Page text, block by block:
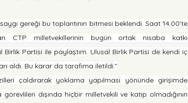
gereği bu toplantının bitmesi beklendi. Saat 14.00’te
CTP milletvekillerinin bugün ortak nisaba katkı
Partisi ile paylaştım. Ulusal Birlik Partisi de kendi iç
aldı. Bu karar da tarafıma iletildi.”
çaldırarak yoklama yapılması yönünde girişimde
dışında hiçbir milletvekili ve katip olmadığının